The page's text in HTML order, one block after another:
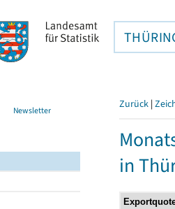
Newsletter Zurück |
in